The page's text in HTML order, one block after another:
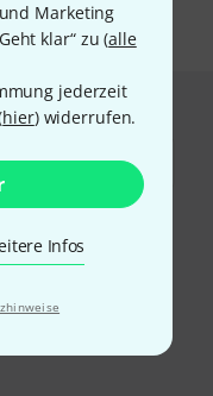
Marketing
klar“ zu (alle
jederzeit
hier) widerrufen.
Infos
Nachnahme,